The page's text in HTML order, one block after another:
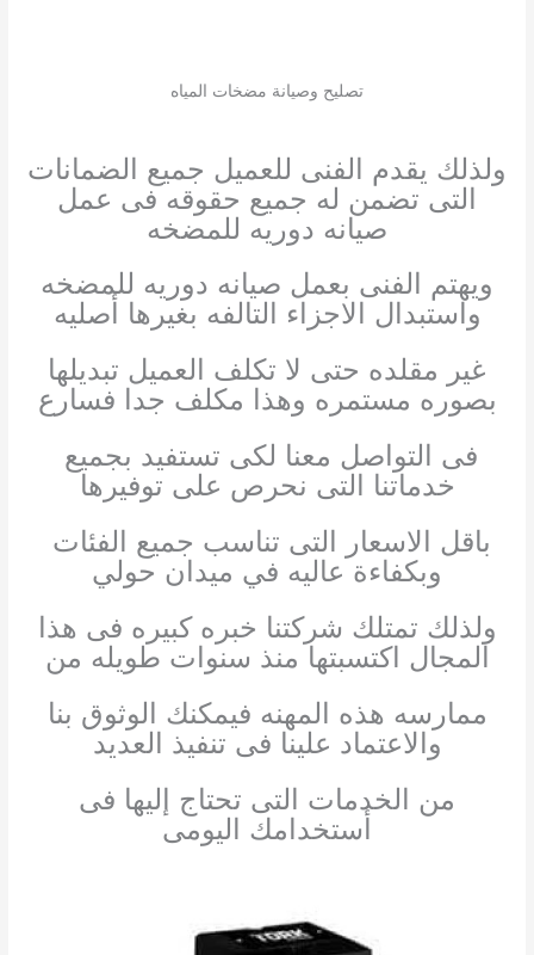
تصليح وصيانة مضخات المياه
ولذلك يقدم الفنى للعميل جميع الضمانات
التى تضمن له جميع حقوقه فى عمل
صيانه دوريه للمضخه
ويهتم الفنى بعمل صيانه دوريه للمضخه
واستبدال الاجزاء التالفه بغيرها أصليه
غير مقلده حتى لا تكلف العميل تبديلها
بصوره مستمره وهذا مكلف جدا فسارع
فى التواصل معنا لكى تستفيد بجميع
خدماتنا التى نحرص على توفيرها
باقل الاسعار التى تناسب جميع الفئات
وبكفاءة عاليه في ميدان حولي
ولذلك تمتلك شركتنا خبره كبيره فى هذا
المجال اكتسبتها منذ سنوات طويله من
ممارسه هذه المهنه فيمكنك الوثوق بنا
والاعتماد علينا فى تنفيذ العديد
من الخدمات التى تحتاج إليها فى
أستخدامك اليومى